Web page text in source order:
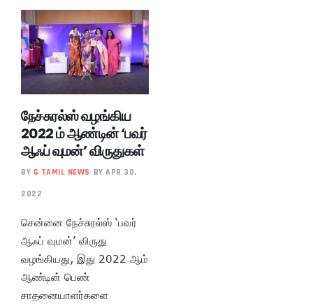
நேச்சுரல்ஸ் வழங்கிய
2022 ம் ஆண்டின் ‘பவர்
ஆஃப் வுமன்’ விருதுகள்
BY G TAMIL NEWS BY APR 30,
2022
சென்னை நேச்சுரல்ஸ் ‘பவர்
ஆஃப் வுமன்’ விருது
வழங்கியது, இது 2022 ஆம்
ஆண்டின் பெண்
சாதனையாளர்களை